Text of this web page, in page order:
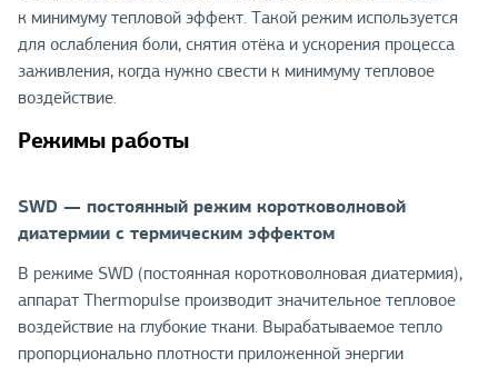
к минимуму тепловой эффект. Такой режим используется
для ослабления боли, снятия отёка и ускорения процесса
заживления, когда нужно свести к минимуму тепловое
воздействие.
Режимы работы
SWD — постоянный режим коротковолновой
диатермии с термическим эффектом
В режиме SWD (постоянная коротковолновая диатермия),
аппарат Thermopulse производит значительное тепловое
воздействие на глубокие ткани. Вырабатываемое тепло
пропорционально плотности приложенной энергии